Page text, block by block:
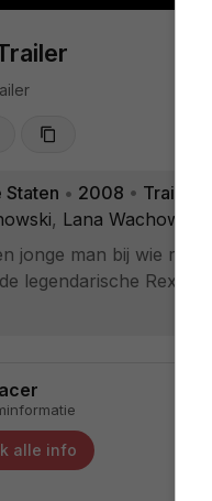
Staten • 2008 • Trailer
, Lana Wachowski
jonge man bij wie
legendarische Rex
alle info